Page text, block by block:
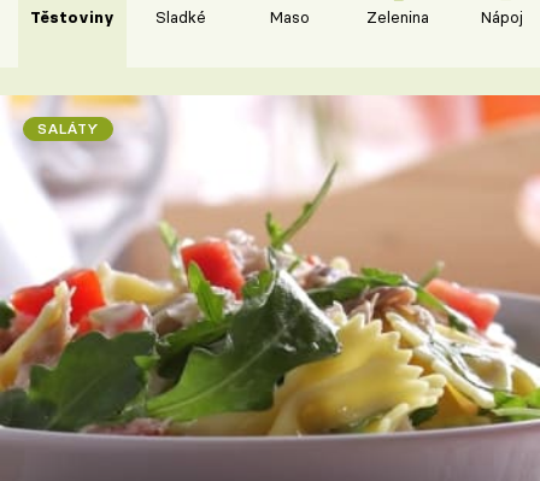
Těstoviny Sladké Maso Zelenina Nápoje
SALÁTY